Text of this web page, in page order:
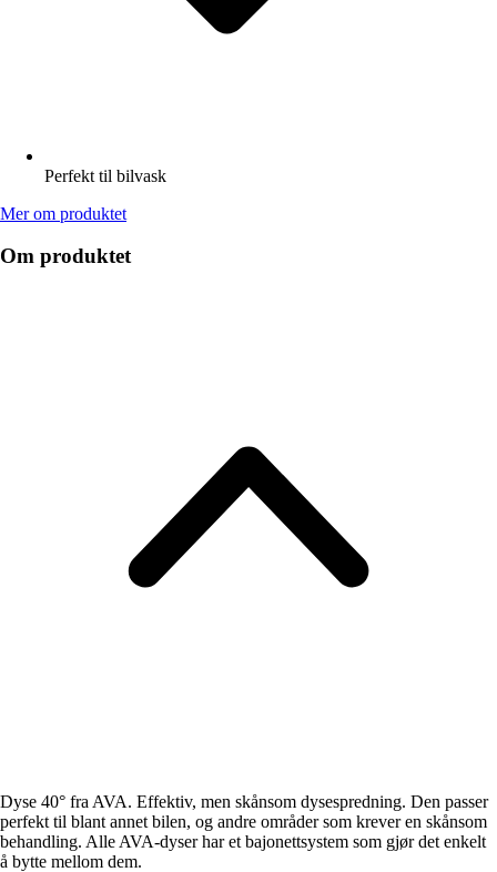
Perfekt til bilvask
Mer om produktet
Om produktet
Dyse 40° fra AVA. Effektiv, men skånsom dysespredning. Den passer
perfekt til blant annet bilen, og andre områder som krever en skånsom
behandling. Alle AVA-dyser har et bajonettsystem som gjør det enkelt
å bytte mellom dem.